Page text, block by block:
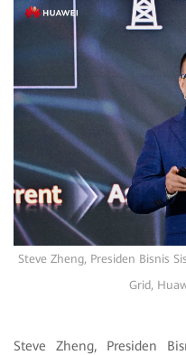
Steve Zheng, Presiden Bisnis
Grid,
Steve Zheng, Presiden